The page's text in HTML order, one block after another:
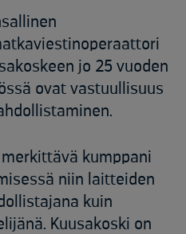
jo 25 vuoden
ovat vastuullisuus
merkittävä kumppani
niin laitteiden
kuin
Kuusakoski on